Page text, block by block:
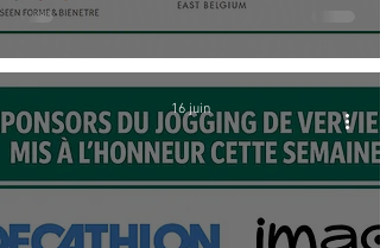
partenaires 🙏
16 juin